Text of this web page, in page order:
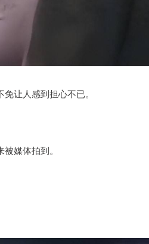
让人感到担心不已。
媒体拍到。